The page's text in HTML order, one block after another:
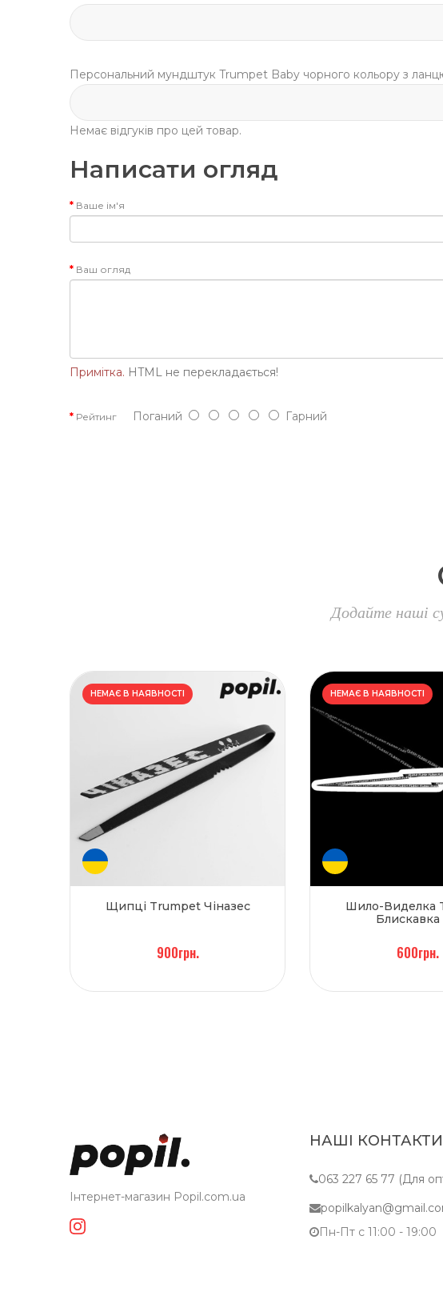
Персональний мундштук Trumpet Baby чорного кольору з
Немає відгуків про цей товар.
Написати огляд
Ваше ім'я
Ваш огляд
Примітка. HTML не перекладається!
Рейтинг Поганий Гарний
Додайте наші
НЕМАЄ В НАЯВНОСТІ
Щипці Trumpet Чіназес
900грн.
НЕМАЄ В НАЯВНОСТІ
Шило-Виделка
Блискавка
600грн.
Інтернет-магазин Popil.com.ua
НАШІ КОНТАКТИ
063 227 65 77 (Для
Пн-Пт c 11:00 - 19:00